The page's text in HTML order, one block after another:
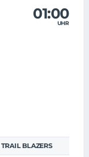
01:00
UHR
BLAZERS